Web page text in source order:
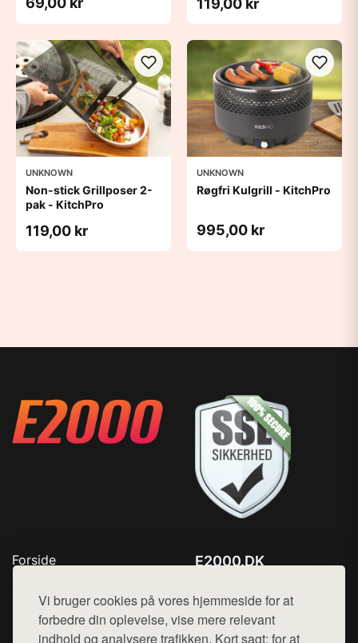
Vi bruger cookies på vores hjemmeside for at
forbedre din oplevelse, vise mere relevant
indhold og analysere trafikken. Kort sagt: for at
119,00 kr
UNKNOWN
Non-stick Grillposer 2-
pak - KitchPro
119,00 kr
UNKNOWN
Røgfri Kulgrill - KitchPro
995,00 kr
Forside
Top Rabatter
Kontakt
E2000.DK
Mail: hej@want.dk